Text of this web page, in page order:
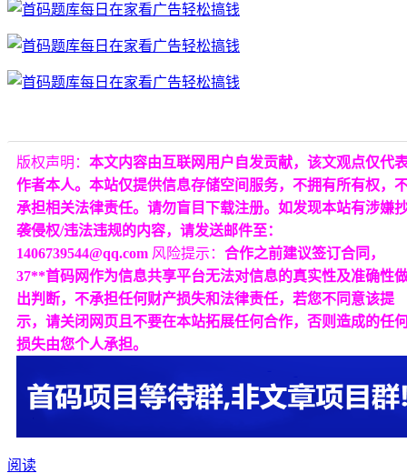
版权声明： 本文内容由互联网用户自发贡献，该文观点仅代
作者本人。本站仅提供信息存储空间服务，不拥有所有权，
承担相关法律责任。请勿盲目下载注册。如发现本站有涉嫌
袭侵权/违法违规的内容，请发送邮件至：
1406739544@qq.com 风险提示： 合作之前建议签订合同，
37**首码网作为信息共享平台无法对信息的真实性及准确性
出判断，不承担任何财产损失和法律责任，若您不同意该提
示，请关闭网页且不要在本站拓展任何合作，否则造成的任
损失由您个人承担。
阅读